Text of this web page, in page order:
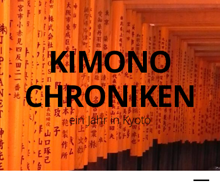
KIMONO
CHRONIKEN
ein Jahr in Kyoto